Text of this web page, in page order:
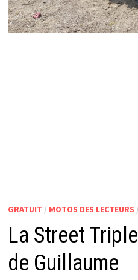
GRATUIT / MOTOS DES LECTEURS /
La Street
de Guillaume